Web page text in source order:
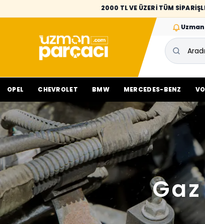
2000 TL VE ÜZERİ TÜM
OPEL CHEVROLET BMW MERCEDES-BENZ